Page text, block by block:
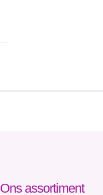
Ons assortiment